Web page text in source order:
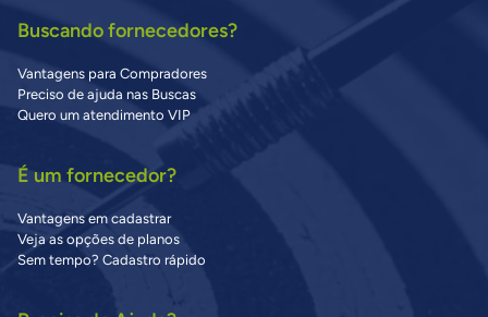
Buscando fornecedores?
Vantagens para Compradores
Preciso de ajuda nas Buscas
Quero um atendimento VIP
É um fornecedor?
Vantagens em cadastrar
Veja as opções de planos
Sem tempo? Cadastro rápido